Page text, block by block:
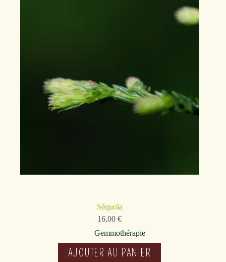
Séquoïa
16,00€
Gemmothérapie
AJOUTER AU PANIER